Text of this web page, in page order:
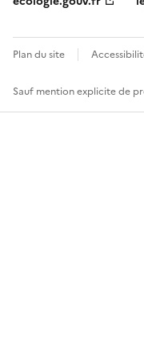
Plan du site
Sauf mention explicite de